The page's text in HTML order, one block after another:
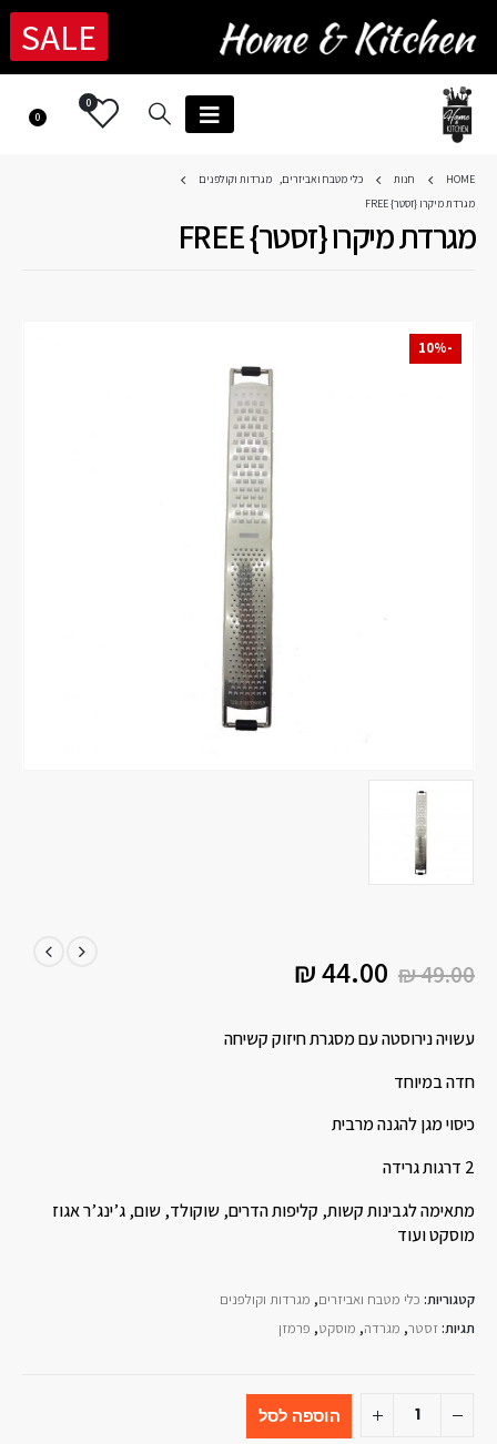
SALE
0
0
HOME חנות כלי מטבח ואביזרים, מגרדות וקולפנים
מגרדת מיקרו {זסטר} FREE
מגרדת מיקרו {זסטר} FREE
₪49.00
₪44.00
עשויה נירוסטה עם מסגרת חיזוק קשיחה
חדה במיוחד
כיסוי מגן להגנה מרבית
2 דרגות גרידה
מתאימה לגבינות קשות, קליפות הדרים, שוקולד, שום, ג’ינג’ר אגוז
מוסקט ועוד
קטגוריות: כלי מטבח ואביזרים, מגרדות וקולפנים
תגיות:זסטר, מגרדה, מוסקט, פרמזן
הוספה לסל
-10%